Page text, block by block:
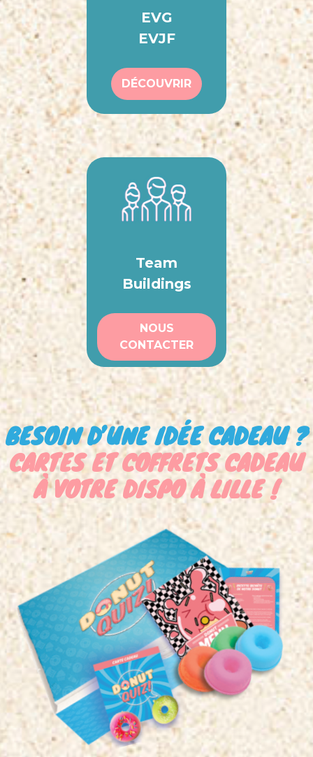
EVG
EVJF
DÉCOUVRIR
Team
Buildings
NOUS
CONTACTER
BESOIN D’UNE IDÉE CADEAU ?
CARTES ET COFFRETS CADEAU
À VOTRE DISPO À LILLE !